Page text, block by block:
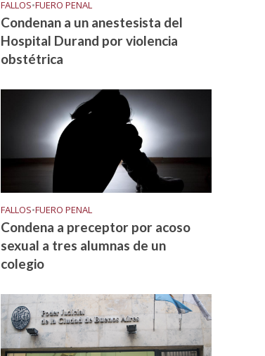
FALLOS•FUERO PENAL
Condenan a un anestesista del
Hospital Durand por violencia
obstétrica
FALLOS•FUERO PENAL
Condena a preceptor por acoso
sexual a tres alumnas de un
colegio